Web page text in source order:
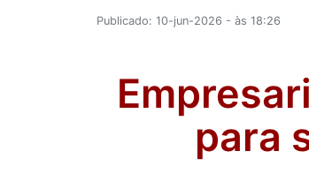
Publicado: 10-jun-2026 - às 18:26
para